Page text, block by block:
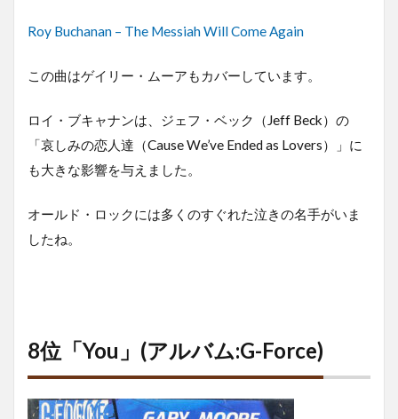
Roy Buchanan – The Messiah Will Come Again
この曲はゲイリー・ムーアもカバーしています。
ロイ・ブキャナンは、ジェフ・ベック（Jeff Beck）の
「哀しみの恋人達（Cause We’ve Ended as Lovers）」に
も大きな影響を与えました。
オールド・ロックには多くのすぐれた泣きの名手がいま
したね。
8位「You」(アルバム:G-Force)